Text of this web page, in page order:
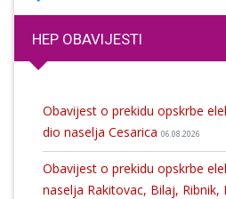
HEP OBAVIJESTI
Obavijest o prekidu opskrbe
dio naselja Cesarica 06.08.2026
Obavijest o prekidu opskrbe
naselja Rakitovac, Bilaj, Ribnik,